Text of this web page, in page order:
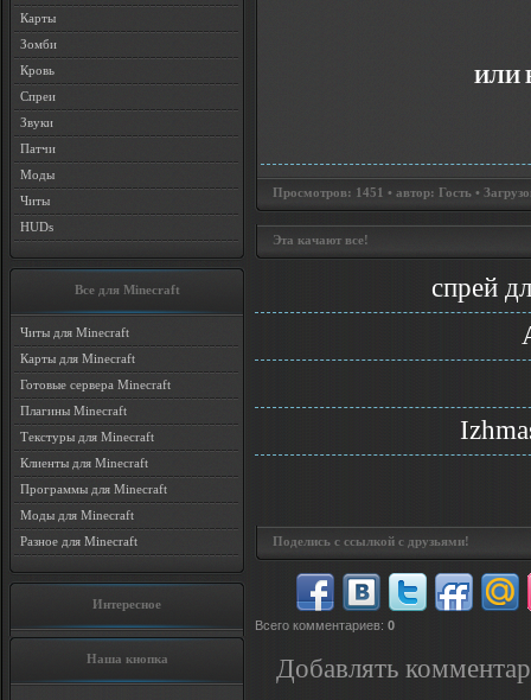
Карты
Зомби
Кровь
Спреи
Звуки
Патчи
Моды
Читы
HUDs
Все для Minecraft
Читы для Minecraft
Карты для Minecraft
Готовые сервера Minecraft
Плагины Minecraft
Текстуры для Minecraft
Клиенты для Minecraft
Программы для Minecraft
Моды для Minecraft
Разное для Minecraft
Интересное
Наша кнопка
ИЛИ
Просмотров: 1451 • автор: Гость •
Эта качают все!
спрей
Поделись с ссылкой с друзьями!
Всего комментариев: 0
Добавлять